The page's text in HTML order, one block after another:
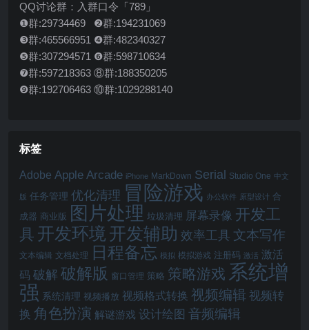
QQ讨论群：入群口令「789」
❶群:29734469 ❷群:194231069
❸群:465566951 ❹群:482340327
❺群:307294571 ❻群:598710634
❼群:597218363 ⑧群:188350205
❾群:192706463 ⑩群:1029288140
标签
Adobe Apple Arcade iPhone MarkDown Serial Studio One 中文
版 任务管理 优化清理 冒险游戏 办公软件 原型设计 合
成器 商业版 图片处理 垃圾清理 屏幕录像 开发工
具 开发环境 开发辅助 效率工具 文本写作
文本编辑 文档处理 日程备忘 模拟 模拟游戏 注册码 激活 激活
码 破解 破解版 窗口管理 策略 策略游戏 系统增
强 系统清理 视频播放 视频格式转换 视频编辑 视频转
换 角色扮演 解谜游戏 设计绘图 音频编辑